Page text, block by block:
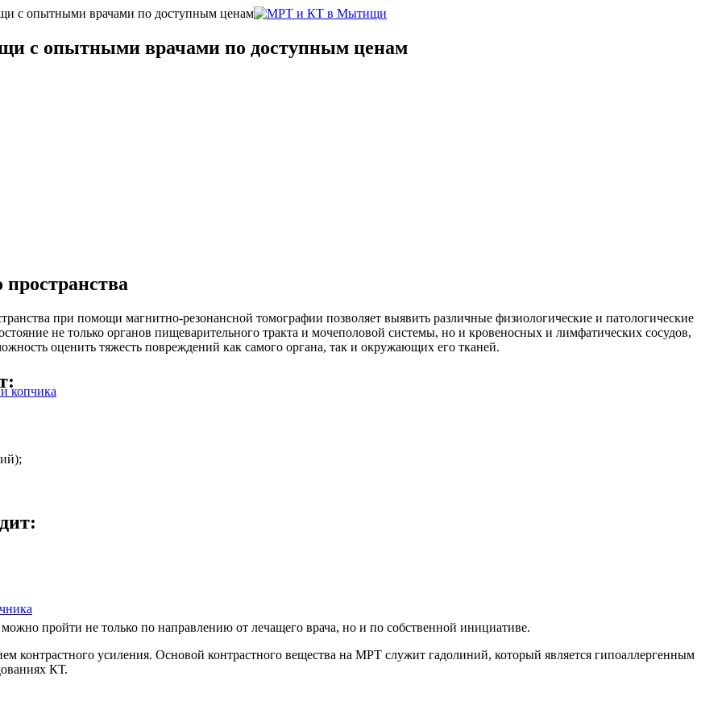
опытными врачами по доступным ценам
с опытными врачами по доступным ценам
копчика
при помощи магнитно-резонансной томографии позволяет выявить различные физиологические и патологические
не только органов пищеварительного тракта и мочеполовой системы, но и кровеносных и лимфатических сосудов,
оценить тяжесть повреждений как самого органа, так и окружающих его тканей.
пройти не только по направлению от лечащего врача, но и по собственной инициативе.
контрастного усиления. Основой контрастного вещества на МРТ служит гадолиний, который является гипоаллергенным
КТ.